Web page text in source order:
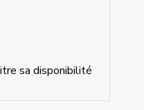
sa disponibilité